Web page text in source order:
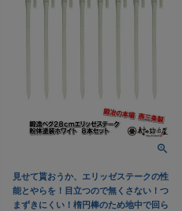
見せて貰おうか、エリッゼステークの性
能とやらを！目立つので無くさない！つ
まずきにくい！楕円棒のため地中で回ら